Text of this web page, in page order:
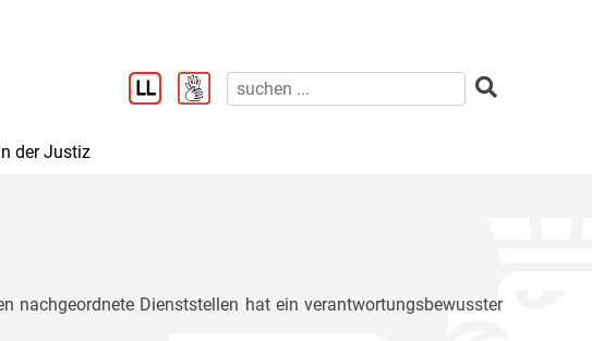
der Justiz
nachgeordnete Dienststellen hat ein verantwortungsbewusster